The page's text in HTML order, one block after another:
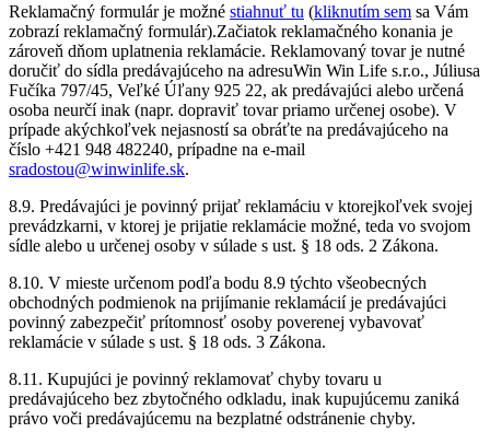
Reklamačný formulár je možné stiahnuť tu (kliknutím sem sa Vám
zobrazí reklamačný formulár).Začiatok reklamačného konania je
zároveň dňom uplatnenia reklamácie. Reklamovaný tovar je nutné
doručiť do sídla predávajúceho na adresuWin Win Life s.r.o., Júliusa
Fučíka 797/45, Veľké Úľany 925 22, ak predávajúci alebo určená
osoba neurčí inak (napr. dopraviť tovar priamo určenej osobe). V
prípade akýchkoľvek nejasností sa obráťte na predávajúceho na
číslo +421 948 482240, prípadne na e-mail
sradostou@winwinlife.sk.
8.9. Predávajúci je povinný prijať reklamáciu v ktorejkoľvek svojej
prevádzkarni, v ktorej je prijatie reklamácie možné, teda vo svojom
sídle alebo u určenej osoby v súlade s ust. § 18 ods. 2 Zákona.
8.10. V mieste určenom podľa bodu 8.9 týchto všeobecných
obchodných podmienok na prijímanie reklamácií je predávajúci
povinný zabezpečiť prítomnosť osoby poverenej vybavovať
reklamácie v súlade s ust. § 18 ods. 3 Zákona.
8.11. Kupujúci je povinný reklamovať chyby tovaru u
predávajúceho bez zbytočného odkladu, inak kupujúcemu zaniká
právo voči predávajúcemu na bezplatné odstránenie chyby.